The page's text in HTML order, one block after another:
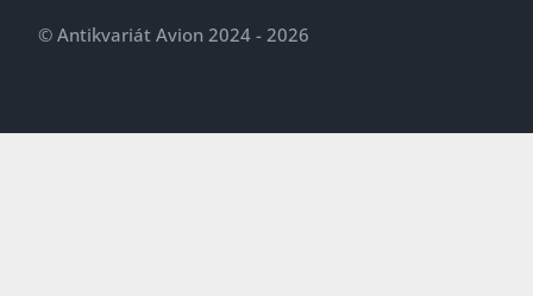
© Antikvariát Avion 2024 - 2026